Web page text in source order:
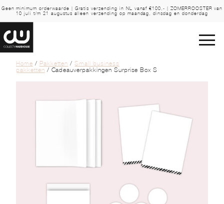
Geen minimum orderwaarde | Gratis verzending in NL vanaf €100,- | ZOMERROOSTER van
10 juli t/m 21 augustus alleen verzending op maandag, dinsdag en donderdag
Home / Pakketten /Small business
pakketten / Cadeauverpakkingen Surprise Box S